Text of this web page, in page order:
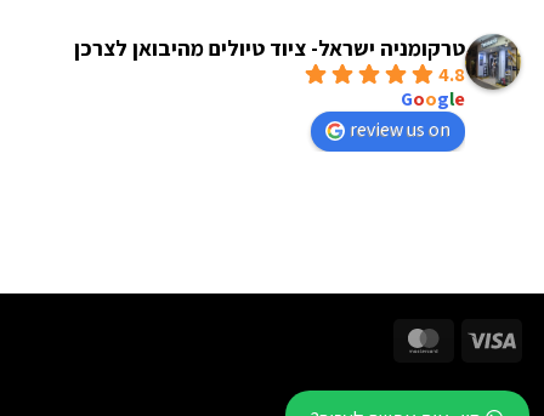
טרקומניה ישראל- ציוד טיולים מהיבואן לצרכן
4.8
Google
review us on
Visa